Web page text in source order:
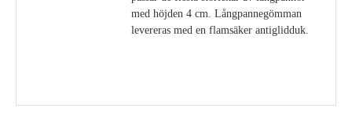
med höjden 4 cm. Långpannegömman
levereras med en flamsäker antiglidduk.